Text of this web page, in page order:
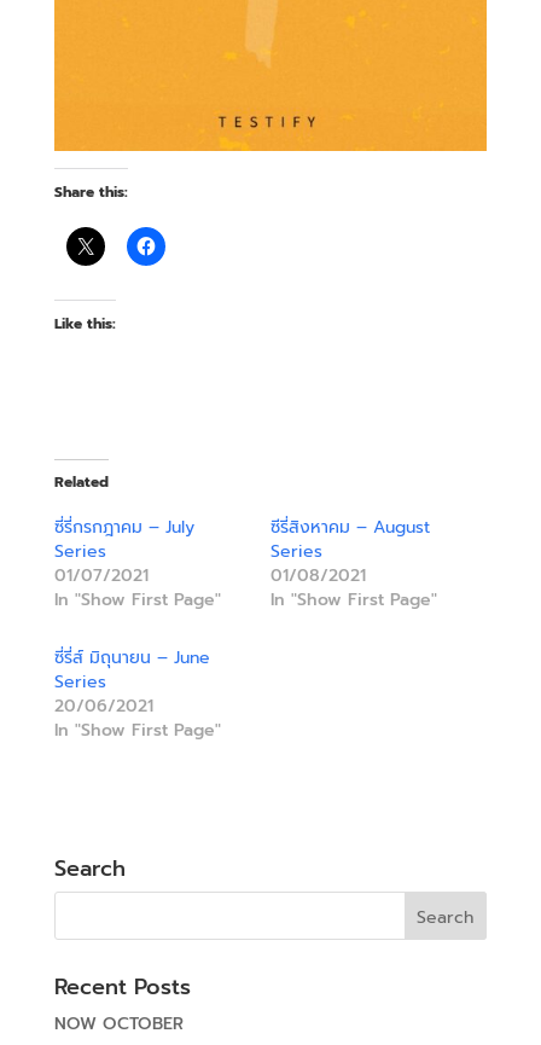
Share this:
Like this:
Related
ซี่รี่กรกฎาคม – July
Series
01/07/2021
In "Show First Page"
ซีรี่สิงหาคม – August
Series
01/08/2021
In "Show First Page"
ซี่รี่ส์ มิถุนายน – June
Series
20/06/2021
In "Show First Page"
Search
Recent Posts
NOW OCTOBER